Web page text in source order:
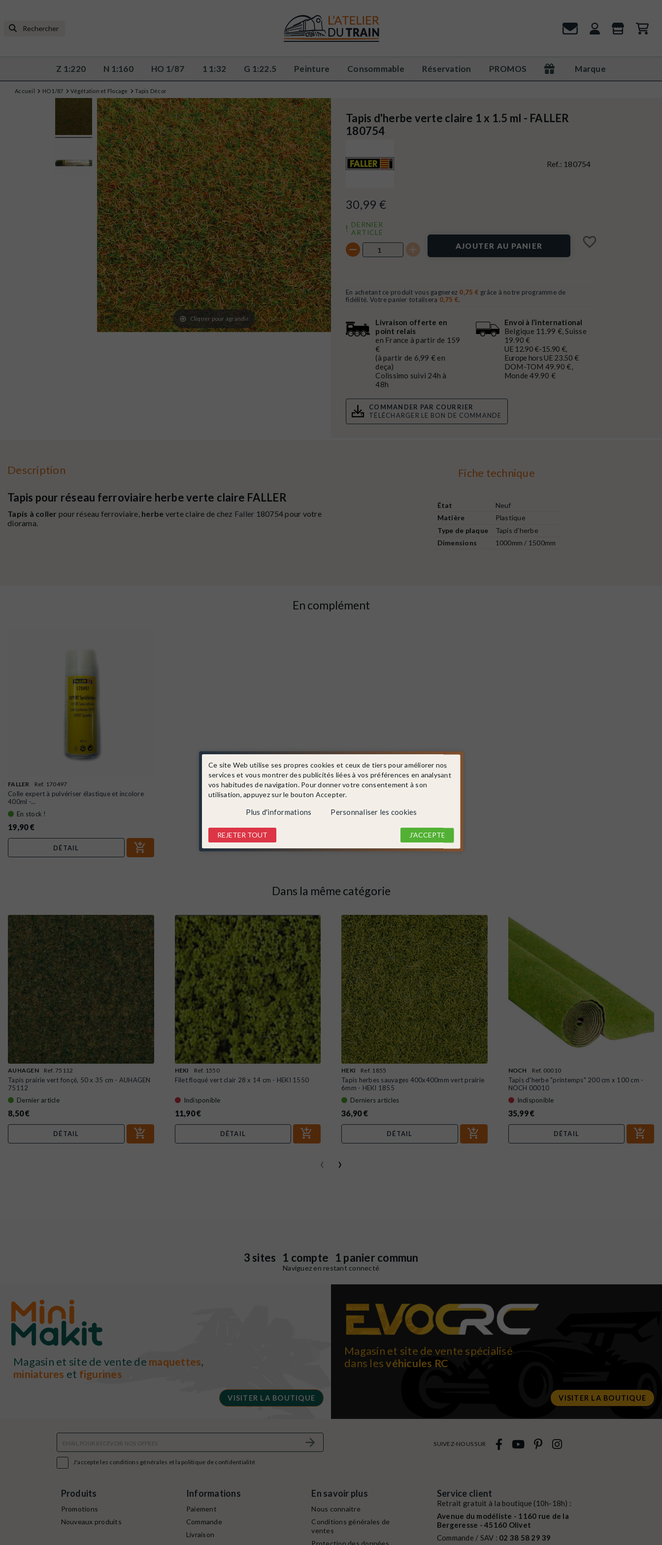
Z 1:220 N 1:160 HO 1/87 1 1:32 G 1:22.5 Peinture Consommable Réservation PROMOS Marque
Accueil HO 1/87 Végétation et Flocage Tapis Décor
Cliquer pour agrandir
Tapis d'herbe verte claire 1 x 1.5 ml - FALLER
180754
Ref.: 180754
30,99 €
DERNIER
ARTICLE
AJOUTER AU PANIER favorite_border
En achetant ce produit vous gagnerez 0,75 € grâce à notre programme de
fidélité. Votre panier totalisera 0,75 €.
Livraison offerte en
point relais
en France à partir de 159
€
(à partir de 6,99 € en
deça)
Colissimo suivi 24h à
48h
Envoi à l’international
Belgique 11.99 €, Suisse
19.90 €
UE 12.90 €-15.90 €,
Europe hors UE 23.50 €
DOM-TOM 49.90 €,
Monde 49.90 €
COMMANDER PAR COURRIER
TÉLÉCHARGER LE BON DE COMMANDE
Description
Tapis pour réseau ferroviaire herbe verte claire FALLER
Tapis à coller pour réseau ferroviaire, herbe verte claire de chez Faller 180754 pour votre
diorama.
Fiche technique
État
Neuf
Matière
Plastique
Type de plaque
Tapis d'herbe
Dimensions
1000mm / 1500mm
En complément
FALLER Ref. 170497
Colle expert à pulvériser élastique et incolore
400ml -...
En stock !
19,90 €
DÉTAIL
Dans la même catégorie
AUHAGEN Ref. 75112
Tapis prairie vert fonçé, 50 x 35 cm - AUHAGEN
75112
Dernier article
8,50 €
DÉTAIL
HEKI Ref. 1550
Filet floqué vert clair 28 x 14 cm - HEKI 1550
Indisponible
11,90 €
DÉTAIL
HEKI Ref. 1855
Tapis herbes sauvages 400x400mm vert prairie
6mm - HEKI 1855
Derniers articles
36,90 €
DÉTAIL
NOCH Ref. 00010
Tapis d'herbe "printemps" 200 cm x 100 cm -
NOCH 00010
Indisponible
35,99 €
DÉTAIL
‹ ›
3 sites 1 compte 1 panier commun
Naviguez en restant connecté
Magasin et site de vente de maquettes,
miniatures et figurines
VISITER LA BOUTIQUE
Magasin et site de vente spécialisé
dans lesvéhicules RC
VISITER LA BOUTIQUE
J'accepte les conditions générales et la politique de confidentialité
SUIVEZ-NOUS SUR
Produits
Promotions
Nouveaux produits
Informations
Paiement
Commande
Livraison
En savoir plus
Nous connaitre
Conditions générales de
ventes
Service client
Retrait gratuit à la boutique (10h-18h) :
Avenue du modéliste - 1160 rue de la
Bergeresse - 45160 Olivet
Commande / SAV : 02 38 58 29 39
Ce site Web utilise ses propres cookies et ceux de tiers pour améliorer nos
services et vous montrer des publicités liées à vos préférences en analysant
vos habitudes de navigation. Pour donner votre consentement à son
utilisation, appuyez sur le bouton Accepter.
Plus d'informations Personnaliser les cookies
REJETER TOUT J'ACCEPTE